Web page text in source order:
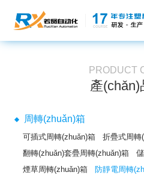
PRODUCT
產(chǎn)
周轉(zhuǎn)箱
可插式周轉(zhuǎn)箱
折疊式周轉
翻轉(zhuǎn)套疊周轉(zhuǎn)箱
煙草周轉(zhuǎn)箱
防靜電周轉